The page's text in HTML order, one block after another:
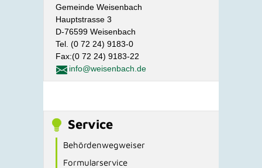
Gemeinde Weisenbach
Hauptstrasse 3
D-76599 Weisenbach
Tel. (0 72 24) 9183-0
Fax:(0 72 24) 9183-22
info@weisenbach.de
Service
Behördenwegweiser
Formularservice